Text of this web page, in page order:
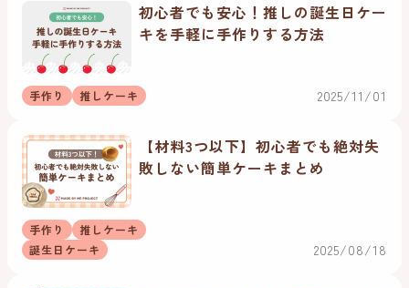
初心者でも安心！推しの誕生日ケー
キを手軽に手作りする方法
手作り 推しケーキ 2025/11/01
【材料3つ以下】初心者でも絶対失
敗しない簡単ケーキまとめ
手作り
推しケーキ
誕生日ケーキ
2025/08/18